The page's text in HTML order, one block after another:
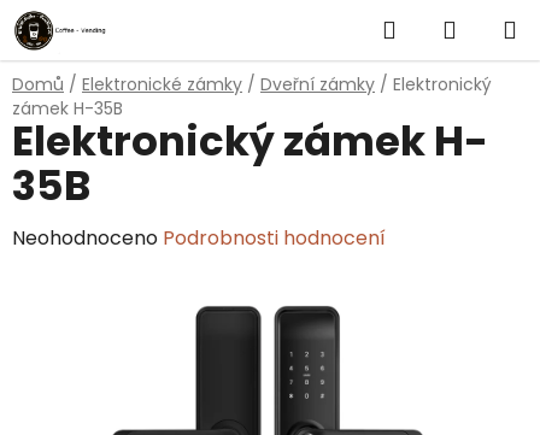
Přejít
na
obsah
Hledat
KOŠÍK
Domů / Elektronické zámky / Dveřní zámky / Elektronický
zámek H-35B
Elektronický zámek H-
35B
Průměrné
Neohodnoceno Podrobnosti hodnocení